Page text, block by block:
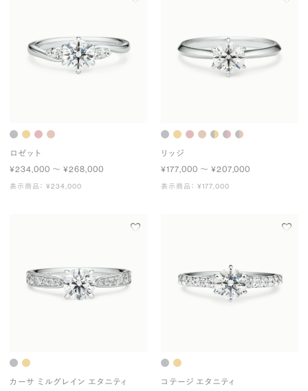
ロゼット
¥234,000 〜 ¥268,000
表示商品： ¥234,000
リッジ
¥177,000 〜 ¥207,000
表示商品： ¥177,000
カーサ ミルグレイン エタニティ コテージ エタニティ